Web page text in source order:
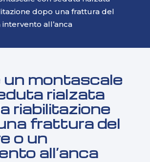
dopo una frattura del
all’anca
un montascale
rialzata
riabilitazione
frattura del
o un
all’anca